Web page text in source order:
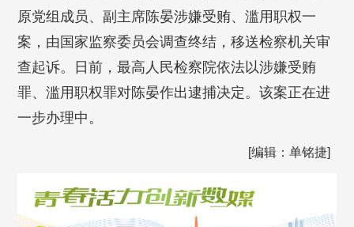
原党组成员、副主席陈晏涉嫌受贿、滥用职权一
案，由国家监察委员会调查终结，移送检察机关审
查起诉。日前，最高人民检察院依法以涉嫌受贿
罪、滥用职权罪对陈晏作出逮捕决定。该案正在进
一步办理中。
[编辑：单铭捷]